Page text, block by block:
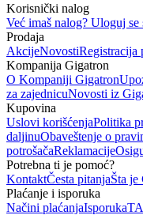
Korisnički nalog
Već imaš nalog? Uloguj se
Prodaja
AkcijeNovostiRegistracija
Kompanija Gigatron
O Kompaniji Gigatron
za zajednicuNovosti iz
Kupovina
Uslovi korišćenjaPolitika
daljinuObaveštenje o
potrošačaReklamacije
Potrebna ti je pomoć?
KontaktČesta pitanjaŠta
Plaćanje i isporuka
Načini plaćanjaIsporuka